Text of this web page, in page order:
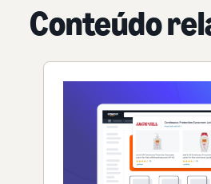
Conteúdo